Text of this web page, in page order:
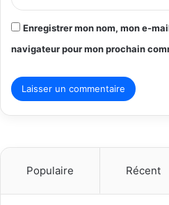
Enregistrer mon nom, mon e-
navigateur pour mon prochain
Populaire Récent